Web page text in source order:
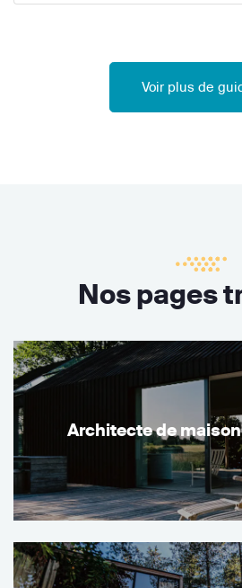
Voir plus de
Nos pages
Architecte de